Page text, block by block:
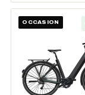
OCCASION